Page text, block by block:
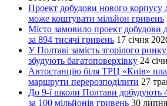
Проект добудови нового корпусу
може коштувати мільйон гривень
Місто замовило проект добудови
за 894 тисячі гривень 17 січня
У Полтаві замість згорілого
збудують багатоповерхівку 24
Автостанцію біля ТРЦ «Київ»
маршрути перерозподілити 27
До 9-ї школи Полтави добудують
за 100 мільйонів гривень 30